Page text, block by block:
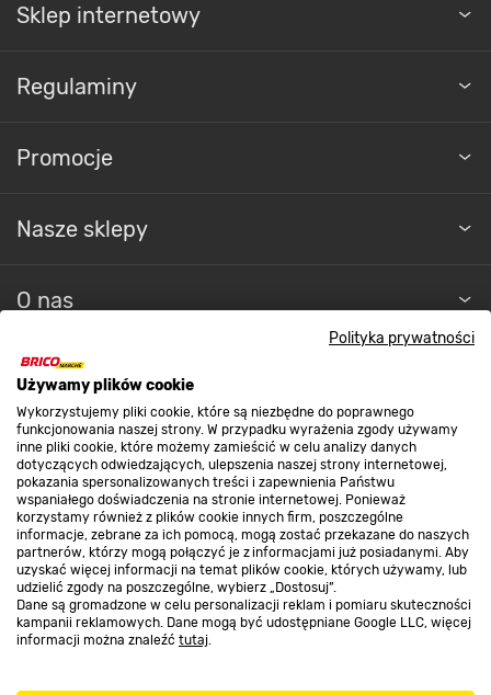
Polityka prywatności
Używamy plików cookie
Wykorzystujemy pliki cookie, które są niezbędne do poprawnego
funkcjonowania naszej strony. W przypadku wyrażenia zgody używamy
inne pliki cookie, które możemy zamieścić w celu analizy danych
dotyczących odwiedzających, ulepszenia naszej strony internetowej,
pokazania spersonalizowanych treści i zapewnienia Państwu
wspaniałego doświadczenia na stronie internetowej. Ponieważ
korzystamy również z plików cookie innych firm, poszczególne
informacje, zebrane za ich pomocą, mogą zostać przekazane do naszych
partnerów, którzy mogą połączyć je z informacjami już posiadanymi. Aby
uzyskać więcej informacji na temat plików cookie, których używamy, lub
udzielić zgody na poszczególne, wybierz „Dostosuj”.
Dane są gromadzone w celu personalizacji reklam i pomiaru skuteczności
kampanii reklamowych. Dane mogą być udostępniane Google LLC, więcej
informacji można znaleźć tutaj.
Sklep internetowy
Regulaminy
Promocje
Nasze sklepy
O nas
Kontakt do sklepu
Strefa biznesu
Dołącz do nas
Metody płatności